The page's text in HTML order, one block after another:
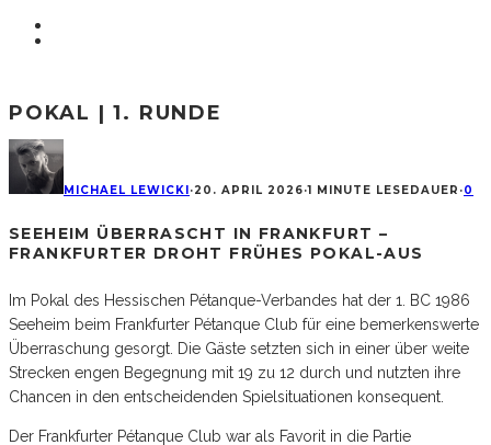
POKAL | 1. RUNDE
MICHAEL LEWICKI ·20. APRIL 2026·1 MINUTE LESEDAUER ·0
SEEHEIM ÜBERRASCHT IN FRANKFURT –
FRANKFURTER DROHT FRÜHES POKAL-AUS
Im Pokal des Hessischen Pétanque-Verbandes hat der 1. BC 1986
Seeheim beim Frankfurter Pétanque Club für eine bemerkenswerte
Überraschung gesorgt. Die Gäste setzten sich in einer über weite
Strecken engen Begegnung mit 19 zu 12 durch und nutzten ihre
Chancen in den entscheidenden Spielsituationen konsequent.
Der Frankfurter Pétanque Club war als Favorit in die Partie